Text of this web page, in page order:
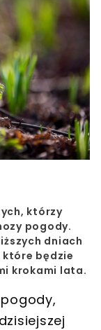
którzy
pogody.
dniach
które będzie
krokami lata.